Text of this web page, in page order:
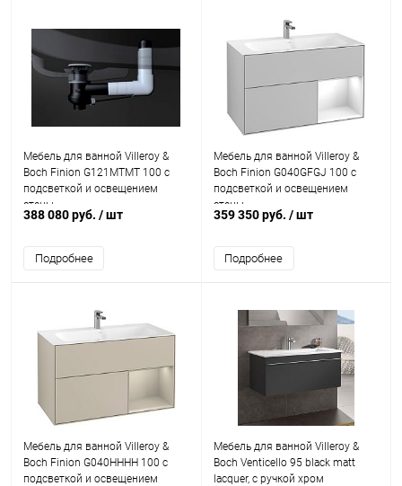
Мебель для ванной Villeroy &
Boch Finion G121MTMT 100 с
подсветкой и освещением
стены
388 080 руб. / шт
Подробнее
Мебель для ванной Villeroy &
Boch Finion G040GFGJ 100 с
подсветкой и освещением
стены
359 350 руб. / шт
Подробнее
Мебель для ванной Villeroy &
Boch Finion G040HHHH 100 с
подсветкой и освещением
Мебель для ванной Villeroy &
Boch Venticello 95 black matt
lacquer, с ручкой хром